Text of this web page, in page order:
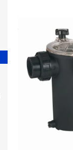
hvězdiček.